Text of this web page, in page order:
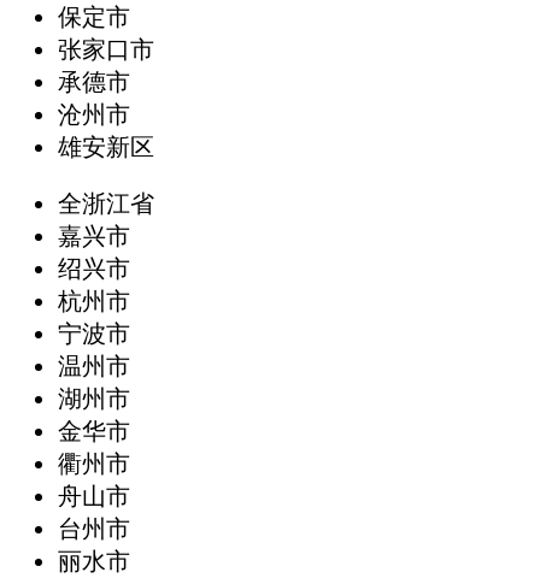
保定市
张家口市
承德市
沧州市
雄安新区
全浙江省
嘉兴市
绍兴市
杭州市
宁波市
温州市
湖州市
金华市
衢州市
舟山市
台州市
丽水市